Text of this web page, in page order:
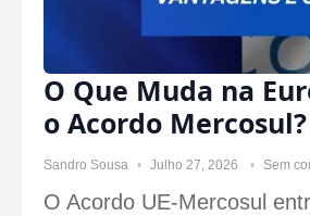
O Que Muda na
o Acordo Mercosul?
Sandro Sousa Julho 27, 2026 Sem
O Acordo UE-Mercosul